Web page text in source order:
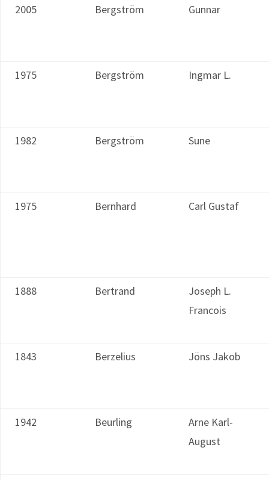
2005 Bergström Gunnar
1975 Bergström Ingmar L.
1982 Bergström Sune
1975 Bernhard Carl Gustaf
1888 Bertrand
Joseph L.
Francois
1843 Berzelius Jöns Jakob
1942 Beurling
Arne Karl-
August